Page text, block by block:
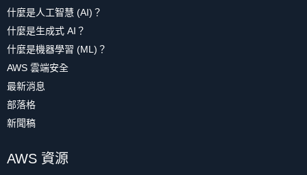
什麼是人工智慧 (AI)？
什麼是生成式 AI？
什麼是機器學習 (ML)？
AWS 雲端安全
最新消息
部落格
新聞稿
AWS 資源